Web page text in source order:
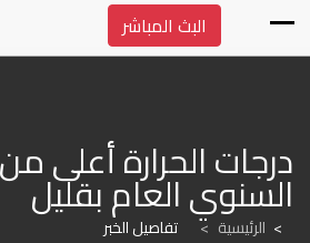
البث المباشر
السنوي العام بقليل
الرئيسية > تفاصيل الخبر